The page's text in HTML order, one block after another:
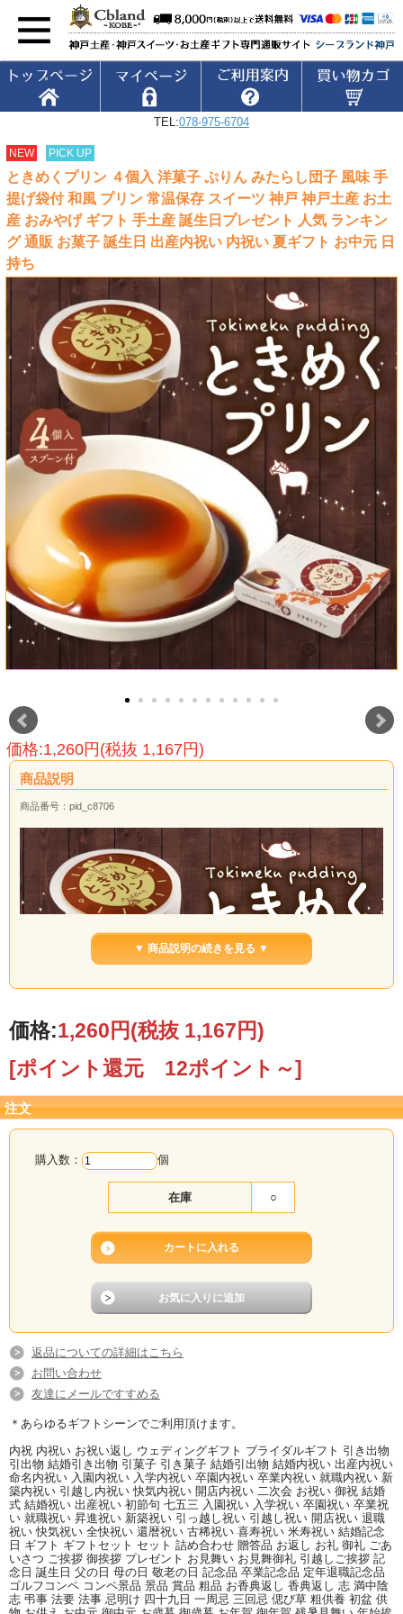
TEL:078-975-6704
NEW PICK UP
ときめくプリン ４個入 洋菓子 ぷりん みたらし団子 風味 手
提げ袋付 和風 プリン 常温保存 スイーツ 神戸 神戸土産 お土
産 おみやげ ギフト 手土産 誕生日プレゼント 人気 ランキン
グ 通販 お菓子 誕生日 出産内祝い 内祝い 夏ギフト お中元 日
持ち
価格:1,260円(税抜 1,167円)
商品説明
商品番号：pid_c8706
▼ 商品説明の続きを見る ▼
価格:1,260円(税抜 1,167円)
[ポイント還元 12ポイント～]
注文
購入数： 個
在庫 ○
返品についての詳細はこちら
お問い合わせ
友達にメールですすめる
＊あらゆるギフトシーンでご利用頂けます。
内祝 内祝い お祝い返し ウェディングギフト ブライダルギフト 引き出物
引出物 結婚引き出物 引菓子 引き菓子 結婚引出物 結婚内祝い 出産内祝い
命名内祝い 入園内祝い 入学内祝い 卒園内祝い 卒業内祝い 就職内祝い 新
築内祝い 引越し内祝い 快気内祝い 開店内祝い 二次会 お祝い 御祝 結婚
式 結婚祝い 出産祝い 初節句 七五三 入園祝い 入学祝い 卒園祝い 卒業祝
い 就職祝い 昇進祝い 新築祝い 引っ越し祝い 引越し祝い 開店祝い 退職
祝い 快気祝い 全快祝い 還暦祝い 古稀祝い 喜寿祝い 米寿祝い 結婚記念
日 ギフト ギフトセット セット 詰め合わせ 贈答品 お返し お礼 御礼 ごあ
いさつ ご挨拶 御挨拶 プレゼント お見舞い お見舞御礼 引越しご挨拶 記
念日 誕生日 父の日 母の日 敬老の日 記念品 卒業記念品 定年退職記念品
ゴルフコンペ コンペ景品 景品 賞品 粗品 お香典返し 香典返し 志 満中陰
志 弔事 法要 法事 忌明け 四十九日 一周忌 三回忌 偲び草 粗供養 初盆 供